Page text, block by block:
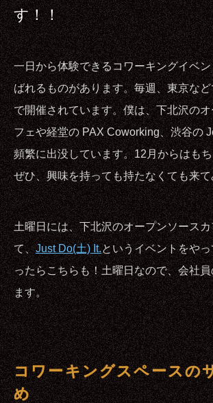
す！！
一日から体験できるコワーキングイベ
ばれるものがあります。毎週、東京な
で開催されています。僕は、下北沢の
フェや経堂の PAX Coworking、渋谷の
頻繁に出没しています。12月からはも
ぜひ、興味を持っても持たなくても来
土曜日には、下北沢のオープンソース
て、Just Do(土) It.というイベントをや
ったらこちらも！土曜日なので、会社
ます。
コワーキングスペースの
め